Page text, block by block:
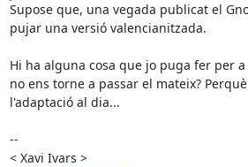
Supose que, una vegada publicat el
pujar una versió valencianitzada.
Hi ha alguna cosa que jo puga fer per
no ens torne a passar el mateix?
l'adaptació al dia...
--
< Xavi Ivars >